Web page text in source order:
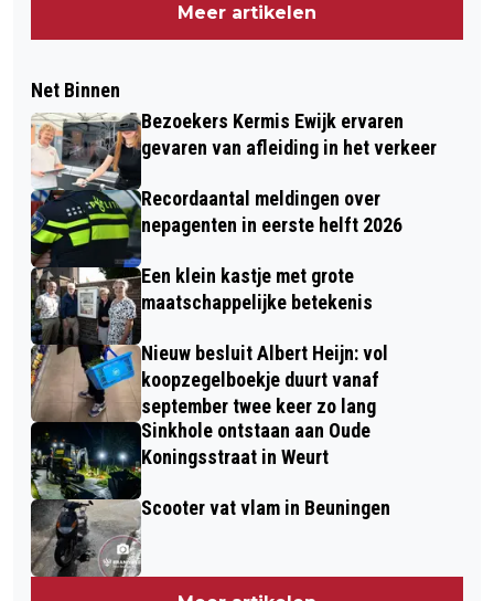
Meer artikelen
Net Binnen
Bezoekers Kermis Ewijk ervaren
gevaren van afleiding in het verkeer
Recordaantal meldingen over
nepagenten in eerste helft 2026
Een klein kastje met grote
maatschappelijke betekenis
Nieuw besluit Albert Heijn: vol
koopzegelboekje duurt vanaf
september twee keer zo lang
Sinkhole ontstaan aan Oude
Koningsstraat in Weurt
Scooter vat vlam in Beuningen